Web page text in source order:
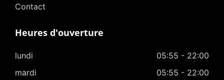
Contact
Heures d'ouverture
lundi
05:55 - 22:00
mardi
05:55 - 22:00